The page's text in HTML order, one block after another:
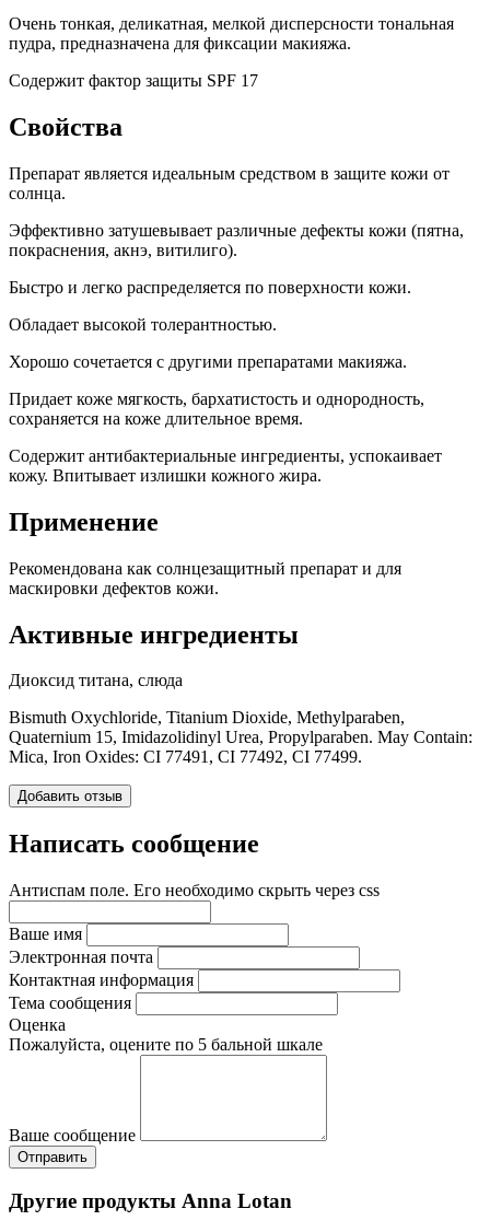
Очень тонкая, деликатная, мелкой дисперсности тональная
пудра, предназначена для фиксации макияжа.
Содержит фактор защиты SPF 17
Свойства
Препарат является идеальным средством в защите кожи от
солнца.
Эффективно затушевывает различные дефекты кожи (пятна,
покраснения, акнэ, витилиго).
Быстро и легко распределяется по поверхности кожи.
Обладает высокой толерантностью.
Хорошо сочетается с другими препаратами макияжа.
Придает коже мягкость, бархатистость и однородность,
сохраняется на коже длительное время.
Содержит антибактериальные ингредиенты, успокаивает
кожу. Впитывает излишки кожного жира.
Применение
Рекомендована как солнцезащитный препарат и для
маскировки дефектов кожи.
Активные ингредиенты
Диоксид титана, слюда
Bismuth Oxychloride, Titanium Dioxide, Methylparaben,
Quaternium 15, Imidazolidinyl Urea, Propylparaben. May Contain:
Mica, Iron Oxides: CI 77491, CI 77492, CI 77499.
Добавить отзыв
Написать сообщение
Антиспам поле. Его необходимо скрыть через css
Ваше имя
Электронная почта
Контактная информация
Тема сообщения
Оценка
Пожалуйста, оцените по 5 бальной шкале
Ваше сообщение
Другие продукты Anna Lotan